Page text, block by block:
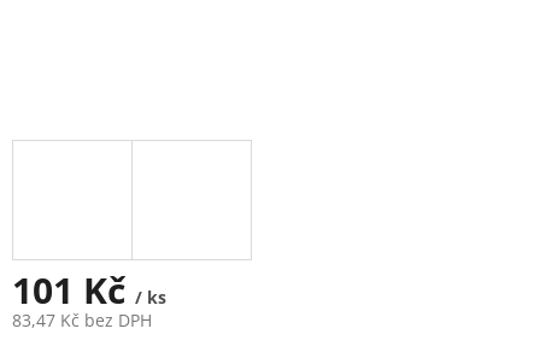
101 Kč / ks
83,47 Kč bez DPH